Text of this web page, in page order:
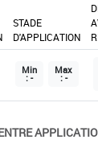
STADE
D'APPLICATION
Min
: -
Max
: -